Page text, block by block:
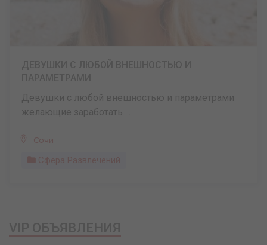
Девушки с любой внешностью и параметрами
желающие заработать ...
Сочи
Сфера Развлечений